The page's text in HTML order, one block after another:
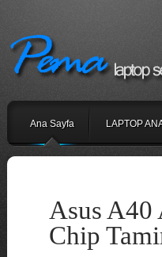
Ana Sayfa LAPTOP
Asus A40
Chip